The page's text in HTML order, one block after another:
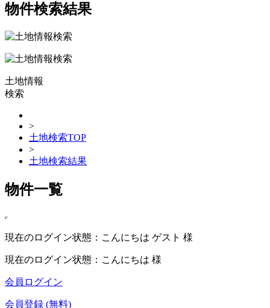
物件検索結果
土地情報
検索
>
土地検索TOP
>
土地検索結果
物件一覧
現在のログイン状態：こんにちは ゲスト 様
現在のログイン状態：こんにちは 様
会員ログイン
会員登録 (無料)